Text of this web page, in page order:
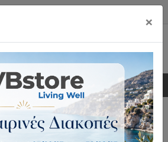
0 0
×